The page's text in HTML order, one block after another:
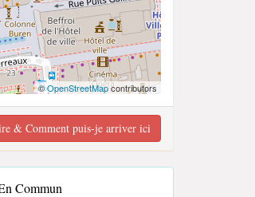
©OpenStreetMapcontributors
& Comment puis-je arriver ici
Commun